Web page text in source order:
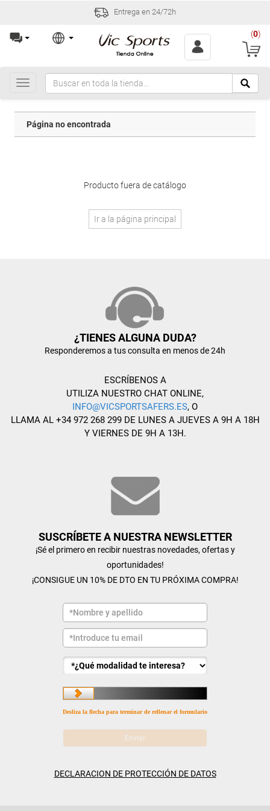
Entrega en 24/72h
(0)
Toggle
navigation
Página no encontrada
Producto fuera de catálogo
Ir a la página principal
¿TIENES ALGUNA DUDA?
Responderemos a tus consulta en menos de 24h
ESCRÍBENOS A
UTILIZA NUESTRO CHAT ONLINE,
INFO@VICSPORTSAFERS.ES, O
LLAMA AL +34 972 268 299 DE LUNES A JUEVES A 9H A 18H
Y VIERNES DE 9H A 13H.
SUSCRÍBETE A NUESTRA NEWSLETTER
¡Sé el primero en recibir nuestras novedades, ofertas y
oportunidades!
¡CONSIGUE UN 10% DE DTO EN TU PRÓXIMA COMPRA!
Desliza la flecha para terminar de rellenar el formulario
DECLARACION DE PROTECCIÓN DE DATOS